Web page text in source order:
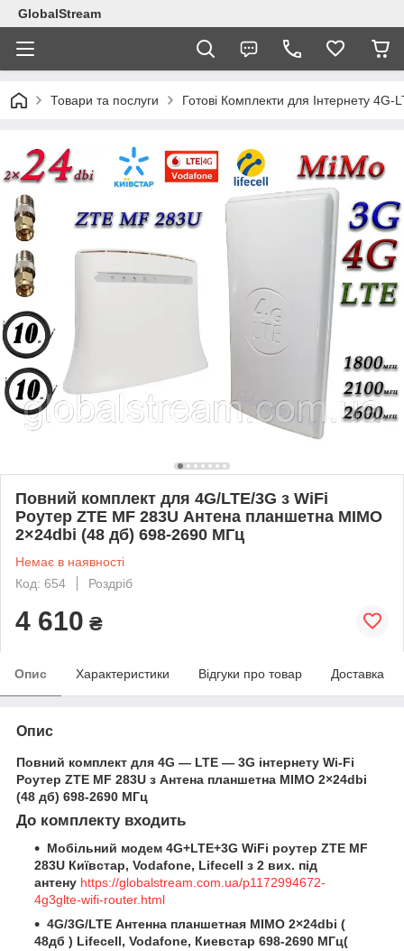
GlobalStream
Товари та послуги Готові Комплекти для Інтернету 4G-
Повний комплект для 4G/LTE/3G з WiFi
Роутер ZTE MF 283U Антена планшетна MIMO
2×24dbi (48 дб) 698-2690 МГц
Немає в наявності
Код: 654
Роздріб
4 610 ₴
Опис Характеристики Відгуки про товар Доставка
Опис
Повний комплект для 4G — LTE — 3G інтернету Wi-Fi
Роутер ZTE MF 283U з Антена планшетна MIMO 2×24dbi
(48 дб) 698-2690 МГц
До комплекту входить
Мобільний модем 4G+LTE+3G WiFi роутер ZTE MF
283U Київстар, Vodafone, Lifecell з 2 вих. під
антену https://globalstream.com.ua/p1172994672-
4g3glte-wifi-router.html
4G/3G/LTE Антенна планшетная MIMO 2×24dbi (
48дб ) Lifecell, Vodafone, Киевстар 698-2690 МГц(